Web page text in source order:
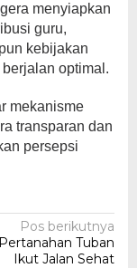
menyiapkan
guru,
kebijakan
optimal.
mekanisme
transparan dan
persepsi
Pos berikutnya
Tuban
Ikut Jalan Sehat